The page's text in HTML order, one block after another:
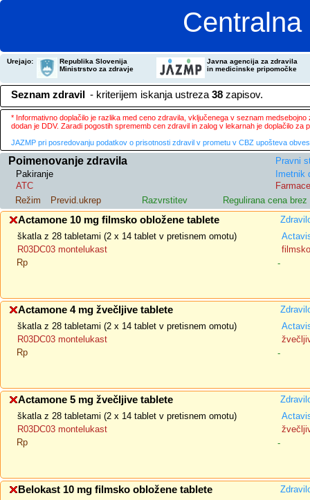
Urejajo:
Republika Slovenija
Ministrstvo za zdravje
Javna agencija za zdravila
in medicinske pripomočke
Seznam zdravil - kriterijem iskanja ustreza 38 zapisov.
* Informativno doplačilo je razlika med ceno zdravila, vključenega v seznam
dodan je DDV. Zaradi pogostih sprememb cen zdravil in zalog v lekarnah je doplačilo
JAZMP pri posredovanju podatkov o prisotnosti zdravil v prometu v CBZ upošteva
Poimenovanje zdravila
Pravni
Pakiranje
Imetnik
ATC
Režim
Previd.ukrep Razvrstitev Regulirana cena brez
Actamone 10 mg filmsko obložene tablete
škatla z 28 tabletami (2 x 14 tablet v pretisnem omotu)
R03DC03 montelukast
Rp
-
Actamone 4 mg žvečljive tablete
škatla z 28 tabletami (2 x 14 tablet v pretisnem omotu)
R03DC03 montelukast
Rp
-
Actamone 5 mg žvečljive tablete
škatla z 28 tabletami (2 x 14 tablet v pretisnem omotu)
R03DC03 montelukast
Rp
-
Belokast 10 mg filmsko obložene tablete